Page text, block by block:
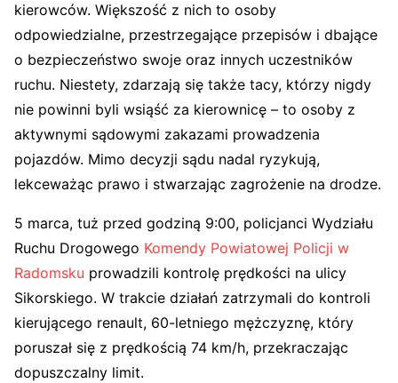
kierowców. Większość z nich to osoby
odpowiedzialne, przestrzegające przepisów i dbające
o bezpieczeństwo swoje oraz innych uczestników
ruchu. Niestety, zdarzają się także tacy, którzy nigdy
nie powinni byli wsiąść za kierownicę – to osoby z
aktywnymi sądowymi zakazami prowadzenia
pojazdów. Mimo decyzji sądu nadal ryzykują,
lekceważąc prawo i stwarzając zagrożenie na drodze.
5 marca, tuż przed godziną 9:00, policjanci Wydziału
Ruchu Drogowego Komendy Powiatowej Policji w
Radomsku prowadzili kontrolę prędkości na ulicy
Sikorskiego. W trakcie działań zatrzymali do kontroli
kierującego renault, 60-letniego mężczyznę, który
poruszał się z prędkością 74 km/h, przekraczając
dopuszczalny limit.